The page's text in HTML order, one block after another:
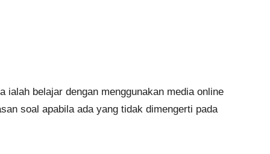
belajar dengan menggunakan media online
soal apabila ada yang tidak dimengerti pada